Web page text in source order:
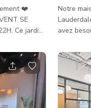
❤️
SE
grande
un endroit
hautes
Areca,
pour vous et
Notre
avez
voiture
minutes
ville de